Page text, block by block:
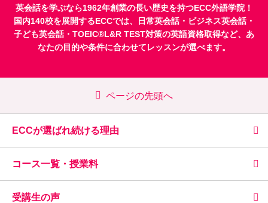
英会話を学ぶなら1962年創業の長い歴史を持つECC外語学院！
国内140校を展開するECCでは、
日常英会話・ ビジネス英会話・
子ども英会話・ TOEIC®L&R TEST対策の英語資格取得など、あ
なたの目的や条件に合わせてレッスンが選べます。
ページの先頭へ
ECCが選ばれ続ける理由
コース一覧・授業料
受講生の声